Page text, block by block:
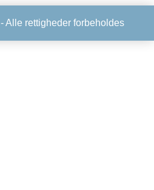
- Alle rettigheder forbeholdes